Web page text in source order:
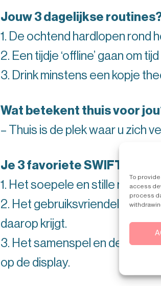
To
access
process
Jouw 3 dagelijkse
1. De ochtend hardlopen rond
2. Een tijdje ‘offline’ gaan om
3. Drink minstens een kopje
Wat betekent thuis voor
– Thuis is de plek waar u zich
Je 3 favoriete SWIFT-
1. Het soepele en stille reizen
2. Het gebruiksvriendelijke en
daarop krijgt.
3. Het samenspel en de
op de display.